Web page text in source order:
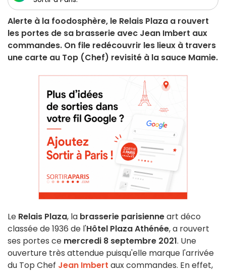
Alerte à la foodosphère, le Relais Plaza a rouvert
les portes de sa brasserie avec Jean Imbert aux
commandes. On file redécouvrir les lieux à travers
une carte au Top (Chef) revisité à la sauce Mamie.
Le Relais Plaza, la brasserie parisienneart déco
classée de 1936 de l'Hôtel Plaza Athénée, a rouvert
ses portes ce mercredi 8 septembre 2021. Une
ouverture très attendue puisqu'elle marque l'arrivée
du Top Chef Jean Imbert aux commandes. En effet,